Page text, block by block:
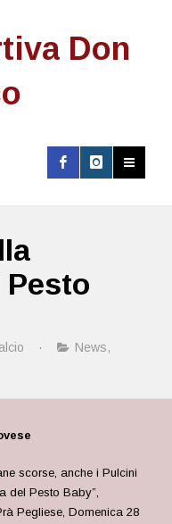
Don
Pesto
· News,
scorse, anche i Pulcini
del Pesto Baby”,
Pegliese, Domenica 28